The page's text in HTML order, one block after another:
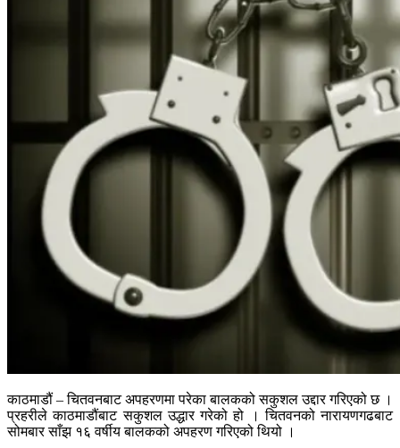
काठमाडौं – चितवनबाट अपहरणमा परेका बालकको सकुशल उद्दार गरिएको छ ।
प्रहरीले काठमाडौंबाट सकुशल उद्धार गरेको हो । चितवनको नारायणगढबाट
सोमबार साँझ १६ वर्षीय बालकको अपहरण गरिएको थियो ।